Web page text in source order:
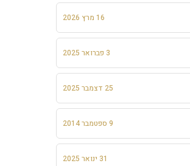
16 מרץ 2026
3 פברואר 2025
25 דצמבר 2025
9 ספטמבר 2014
31 ינואר 2025